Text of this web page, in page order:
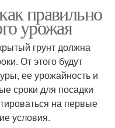
правильно
урожая
грунт должна
От этого будут
ее урожайность и
сроки для посадки
на первые
условия.